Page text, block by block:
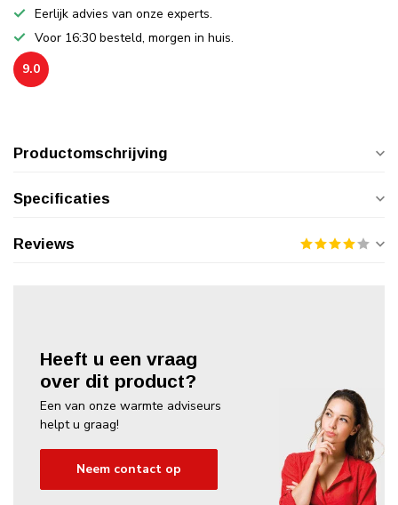
Eerlijk advies van onze experts.
Voor 16:30 besteld, morgen in huis.
9.0
Productomschrijving
Specificaties
Reviews
Heeft u een vraag
over dit product?
Een van onze warmte adviseurs
helpt u graag!
Neem contact op